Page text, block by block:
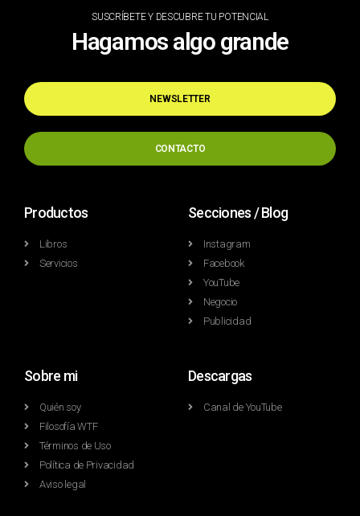
SUSCRÍBETE Y DESCUBRE TU POTENCIAL
Hagamos algo grande
NEWSLETTER
CONTACTO
Productos
Libros
Servicios
Secciones / Blog
Instagram
Facebook
YouTube
Negocio
Publicidad
Sobre mi
Quién soy
Filosofía WTF
Términos de Uso
Política de Privacidad
Aviso legal
Descargas
Canal de YouTube